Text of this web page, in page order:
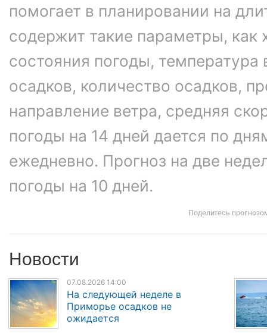
помогает в планировании на
содержит такие параметры, как
состояния погоды, температура
осадков, количество осадков,
направление ветра, средняя
погоды на 14 дней дается по
ежедневно. Прогноз на две
погоды на 10 дней.
Поделитесь
Новости
07.08.2026 14:00
На следующей неделе в
Приморье осадков не
ожидается